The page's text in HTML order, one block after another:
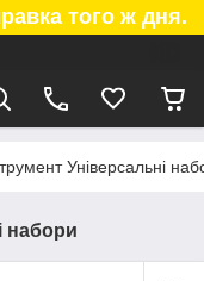
того ж дня.
Універсальні
набори